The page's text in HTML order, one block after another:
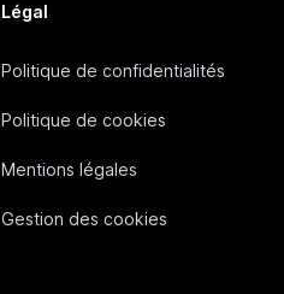
Légal
Politique de confidentialités
Politique de cookies
Mentions légales
Gestion des cookies